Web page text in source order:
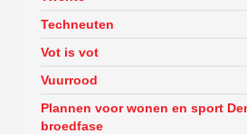
Techneuten
Vot is vot
Vuurrood
Plannen voor wonen en sport
broedfase